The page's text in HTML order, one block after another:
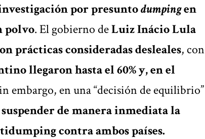
por presuntodumpingen
polvo. El gobierno deLuiz Inácio Lula
prácticas consideradas desleales, con
llegaron hasta el 60% y, en el
embargo, en una “decisión de equilibrio”
de manera inmediata la
contra ambos países.